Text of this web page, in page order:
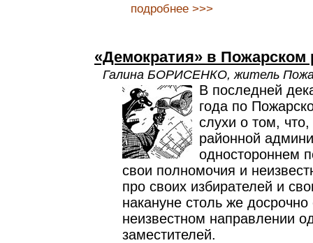
подробнее >>>
«Демократия» в Пожарском
Галина БОРИСЕНКО, житель
В последней
года по
слухи о том,
районной
одностороннем
свои полномочия и
про своих избирателей и
накануне столь же
неизвестном направлении
заместителей.